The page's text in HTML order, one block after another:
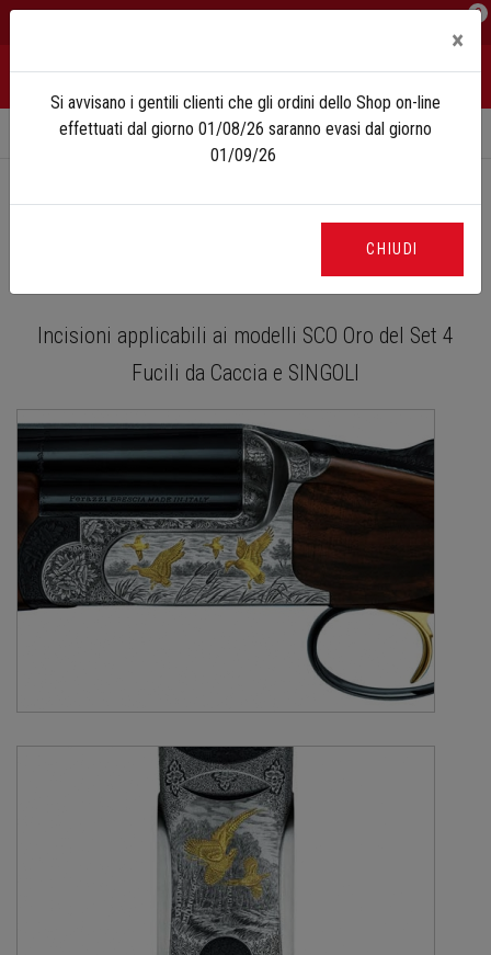
0
Home Incisioni Incisioni SCO Oro
Incisioni applicabili ai modelli SCO Oro del Set 4
Fucili da Caccia e SINGOLI
×
Si avvisano i gentili clienti che gli ordini dello Shop on-line
effettuati dal giorno 01/08/26 saranno evasi dal giorno
01/09/26
CHIUDI